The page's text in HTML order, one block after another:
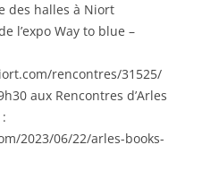
des halles à Niort
l’expo Way to blue –
rencontres/31525/
aux Rencontres d’Arles
2023/06/22/arles-books-